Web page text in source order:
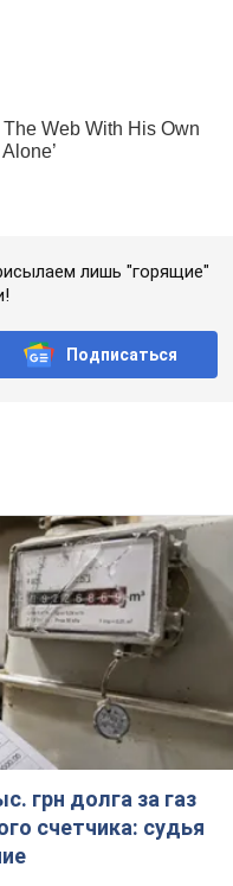
лишь "горящие"
Подписаться
грн долга за газ
счетчика: судья